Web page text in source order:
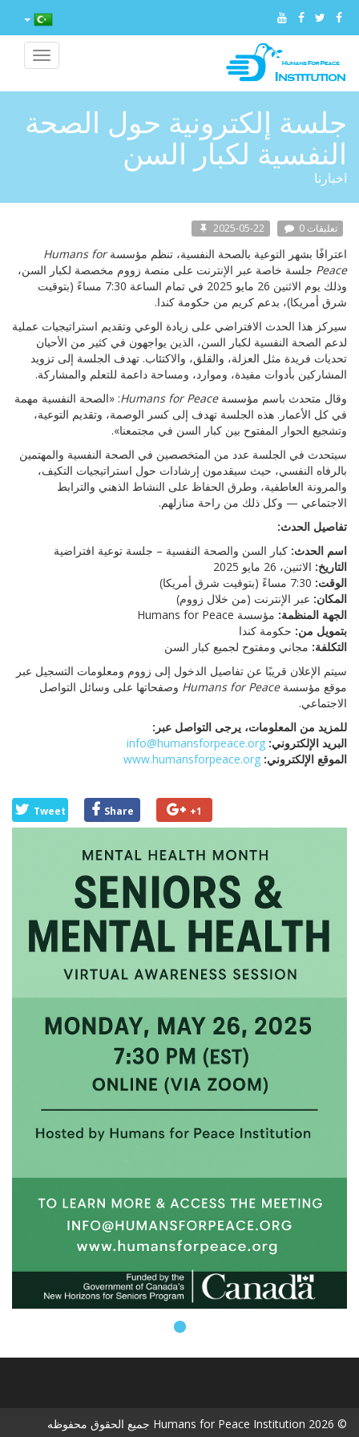
Toggle
جلسة إلكترونية حول الصحة
النفسية لكبار السن
اخبارنا
2025-05-22 0 تعليقات
اعترافًا بشهر التوعية بالصحة النفسية، تنظم مؤسسةHumans for
Peace جلسة خاصة عبر الإنترنت على منصة زووم مخصصة لكبار السن،
وذلك يوم الاثنين 26 مايو 2025 في تمام الساعة 7:30 مساءً (بتوقيت
شرق أمريكا)، بدعم كريم من حكومة كندا.
سيركز هذا الحدث الافتراضي على زيادة الوعي وتقديم استراتيجيات عملية
لدعم الصحة النفسية لكبار السن، الذين يواجهون في كثير من الأحيان
تحديات فريدة مثل العزلة، والقلق، والاكتئاب. تهدف الجلسة إلى تزويد
المشاركين بأدوات مفيدة، وموارد، ومساحة داعمة للتعلم والمشاركة.
وقال متحدث باسم مؤسسةHumans for Peace: «الصحة النفسية مهمة
في كل الأعمار. هذه الجلسة تهدف إلى كسر الوصمة، وتقديم التوعية،
وتشجيع الحوار المفتوح بين كبار السن في مجتمعنا».
سيتحدث في الجلسة عدد من المتخصصين في الصحة النفسية والمهتمين
بالرفاه النفسي، حيث سيقدمون إرشادات حول استراتيجيات التكيف،
والمرونة العاطفية، وطرق الحفاظ على النشاط الذهني والترابط
الاجتماعي — وكل ذلك من راحة منازلهم.
تفاصيل الحدث:
اسم الحدث: كبار السن والصحة النفسية – جلسة توعية افتراضية
التاريخ: الاثنين، 26 مايو 2025
الوقت:
المكان: عبر الإنترنت (من خلال زووم)
الجهة المنظمة: مؤسسة Humans for Peace
بتمويل من: حكومة كندا
التكلفة: مجاني ومفتوح لجميع كبار السن
سيتم الإعلان قريبًا عن تفاصيل الدخول إلى زووم ومعلومات التسجيل عبر
موقع مؤسسةHumans for Peace وصفحاتها على وسائل التواصل
الاجتماعي.
للمزيد من المعلومات، يرجى التواصل عبر:
البريد الإلكتروني: info@humansforpeace.org
الموقع الإلكتروني: www.humansforpeace.org
Tweet Share +1
© 2026 Humans for Peace Institution جميع الحقوق محفوظه